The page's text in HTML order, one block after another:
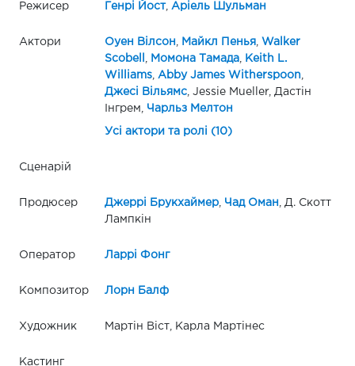
Режисер Генрі Йост, Аріель Шульман
Актори Оуен Вілсон Майкл Пенья,
Walker
Scobell
Момона Тамада,
Keith L.
Williams, Abby James Witherspoon
Джесі Вільямс, Jessie Mueller, Дастін
Інгрем,
Чарльз Мелтон
Усі актори та ролі (10)
Сценарій
Продюсер Джеррі Брукхаймер, Чад Оман , Д. Скотт
Лампкін
Оператор Ларрі Фонг
Композитор Лорн Балф
Художник Мартін Віст, Карла Мартінес
Кастинг